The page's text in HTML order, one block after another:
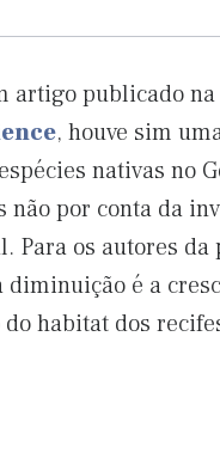
artigo publicado na
, houve sim
nativas no
não por conta da
Para os autores da
diminuição é a
habitat dos